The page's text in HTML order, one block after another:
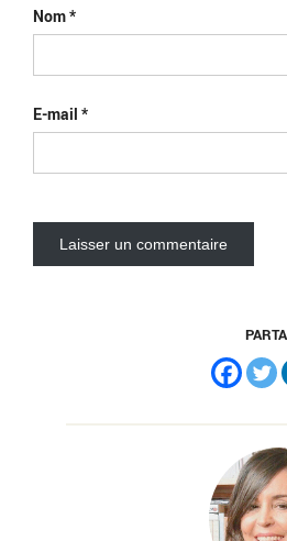
Nom*
E-mail *